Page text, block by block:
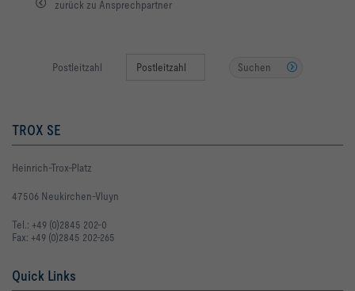
zurück zu Ansprechpartner
Postleitzahl Suchen
TROX SE
Heinrich-Trox-Platz
47506 Neukirchen-Vluyn
Tel.: +49 (0)2845 202-0
Fax: +49 (0)2845 202-265
Quick Links